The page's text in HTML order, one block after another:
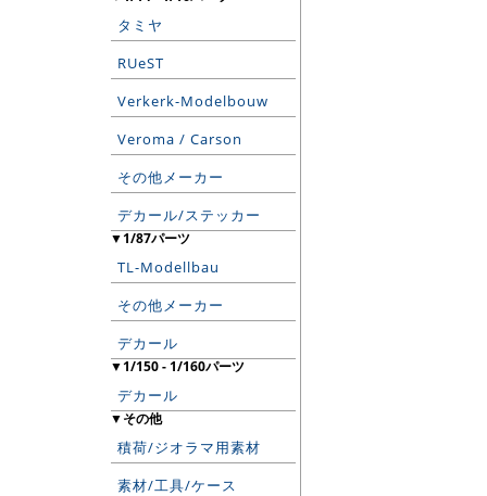
タミヤ
RUeST
Verkerk-Modelbouw
Veroma / Carson
その他メーカー
デカール/ステッカー
▼1/87パーツ
TL-Modellbau
その他メーカー
デカール
▼1/150 - 1/160パーツ
デカール
▼その他
積荷/ジオラマ用素材
素材/工具/ケース